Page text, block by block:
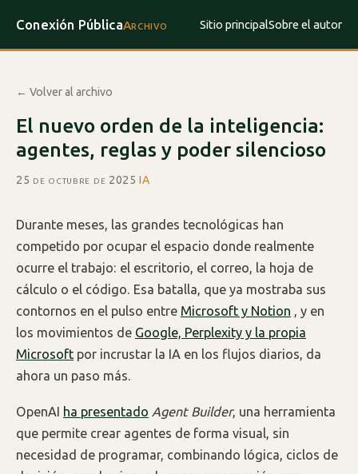
Conexión PúblicaArchivo Sitio principalSobre el autor
← Volver al archivo
El nuevo orden de la inteligencia:
agentes, reglas y poder silencioso
25 de octubre de 2025·IA
Durante meses, las grandes tecnológicas han
competido por ocupar el espacio donde realmente
ocurre el trabajo: el escritorio, el correo, la hoja de
cálculo o el código. Esa batalla, que ya mostraba sus
contornos en el pulso entre Microsoft y Notion , y en
los movimientos de Google, Perplexity y la propia
Microsoft por incrustar la IA en los flujos diarios, da
ahora un paso más.
OpenAI ha presentado Agent Builder, una herramienta
que permite crear agentes de forma visual, sin
necesidad de programar, combinando lógica, ciclos de